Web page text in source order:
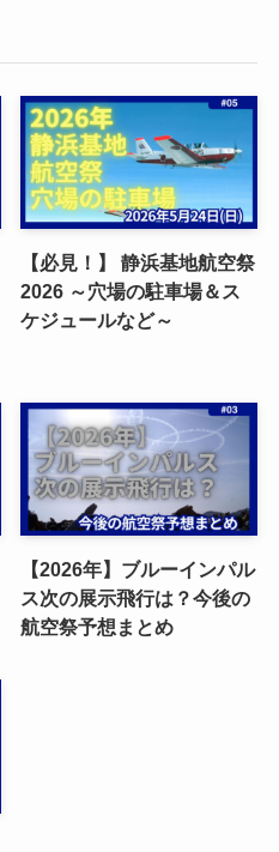
【必見！】 静浜基地航空祭
2026 ～穴場の駐車場＆ス
ケジュールなど～
【2026年】ブルーインパル
ス次の展示飛行は？今後の
航空祭予想まとめ